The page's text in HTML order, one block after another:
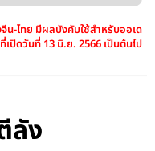
น-ไทย มีผลบังคับใช้สำหรับออเด
เปิดวันที่ 13 มิ.ย. 2566 เป็นต้นไป
ลัง